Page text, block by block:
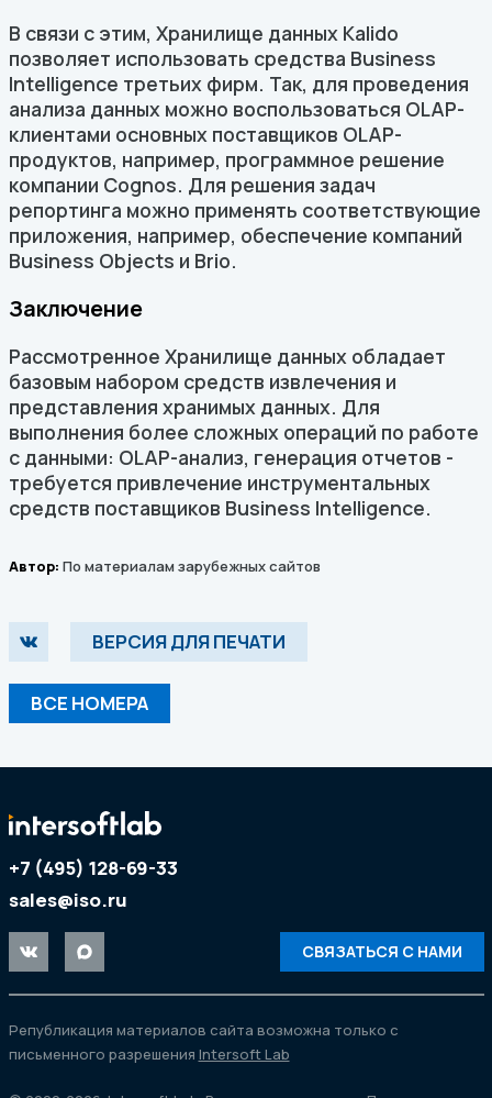
В связи с этим, Хранилище данных Kalido
позволяет использовать средства Business
Intelligence третьих фирм. Так, для проведения
анализа данных можно воспользоваться OLAP-
клиентами основных поставщиков OLAP-
продуктов, например, программное решение
компании Cognos. Для решения задач
репортинга можно применять соответствующие
приложения, например, обеспечение компаний
Business Objects и Brio.
Заключение
Рассмотренное Хранилище данных обладает
базовым набором средств извлечения и
представления хранимых данных. Для
выполнения более сложных операций по работе
с данными: OLAP-анализ, генерация отчетов -
требуется привлечение инструментальных
средств поставщиков Business Intelligence.
Автор: По материалам зарубежных сайтов
ВЕРСИЯ ДЛЯ ПЕЧАТИ
ВСЕ НОМЕРА
+7 (495) 128-69-33
sales@iso.ru
СВЯЗАТЬСЯ С НАМИ
Републикация материалов сайта возможна только с
письменного разрешения Intersoft Lab